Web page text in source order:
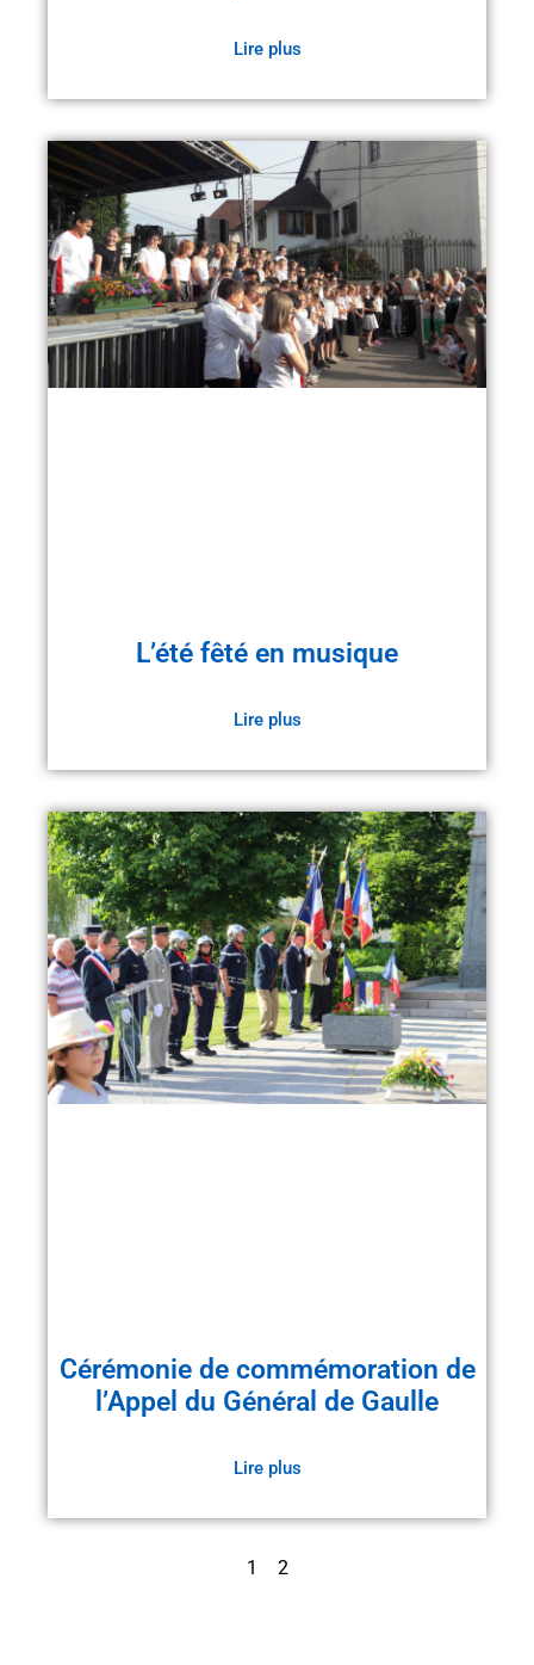
Lire plus
L’été fêté en musique
Lire plus
Cérémonie de commémoration de
l’Appel du Général de Gaulle
Lire plus
1 2